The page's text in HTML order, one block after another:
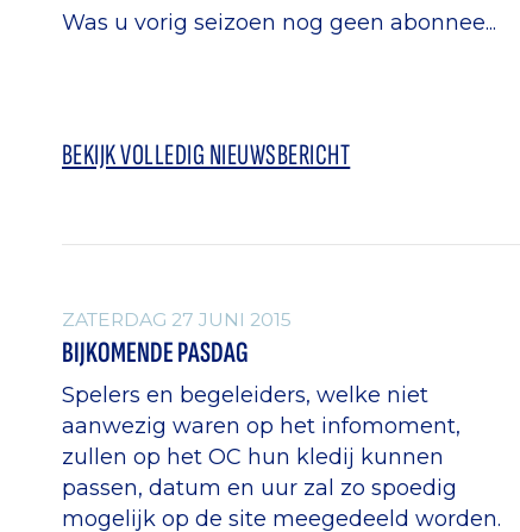
Was u vorig seizoen nog geen abonnee...
BEKIJK VOLLEDIG NIEUWSBERICHT
ZATERDAG 27 JUNI 2015
BIJKOMENDE PASDAG
Spelers en begeleiders, welke niet
aanwezig waren op het infomoment,
zullen op het OC hun kledij kunnen
passen, datum en uur zal zo spoedig
mogelijk op de site meegedeeld worden.